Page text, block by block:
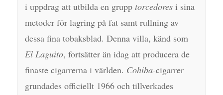
i uppdrag att utbilda en grupp torcedoresi sina
metoder för lagring på fat samt rullning av
dessa fina tobaksblad. Denna villa, känd som
El Laguito, fortsätter än idag att producera de
finaste cigarrerna i världen. Cohiba-cigarrer
grundades officiellt 1966 och tillverkades